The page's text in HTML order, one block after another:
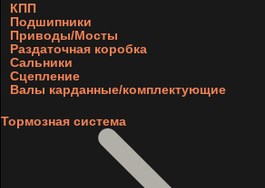
КПП
Подшипники
Приводы/Мосты
Раздаточная коробка
Сальники
Сцепление
Валы карданные/комплектующие
Тормозная система